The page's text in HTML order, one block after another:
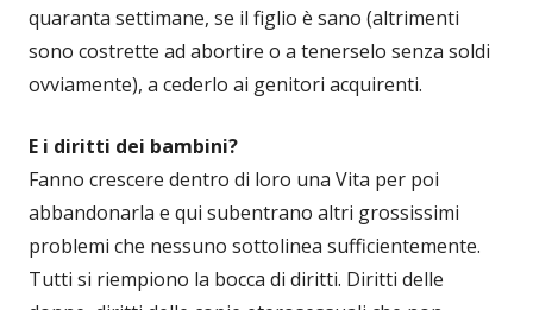
quaranta settimane, se il figlio è sano (altrimenti
sono costrette ad abortire o a tenerselo senza soldi
ovviamente), a cederlo ai genitori acquirenti.
E i diritti dei bambini?
Fanno crescere dentro di loro una Vita per poi
abbandonarla e qui subentrano altri grossissimi
problemi che nessuno sottolinea sufficientemente.
Tutti si riempiono la bocca di diritti. Diritti delle